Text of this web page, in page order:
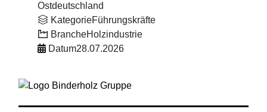
Ostdeutschland
KategorieFührungskräfte
BrancheHolzindustrie
Datum28.07.2026